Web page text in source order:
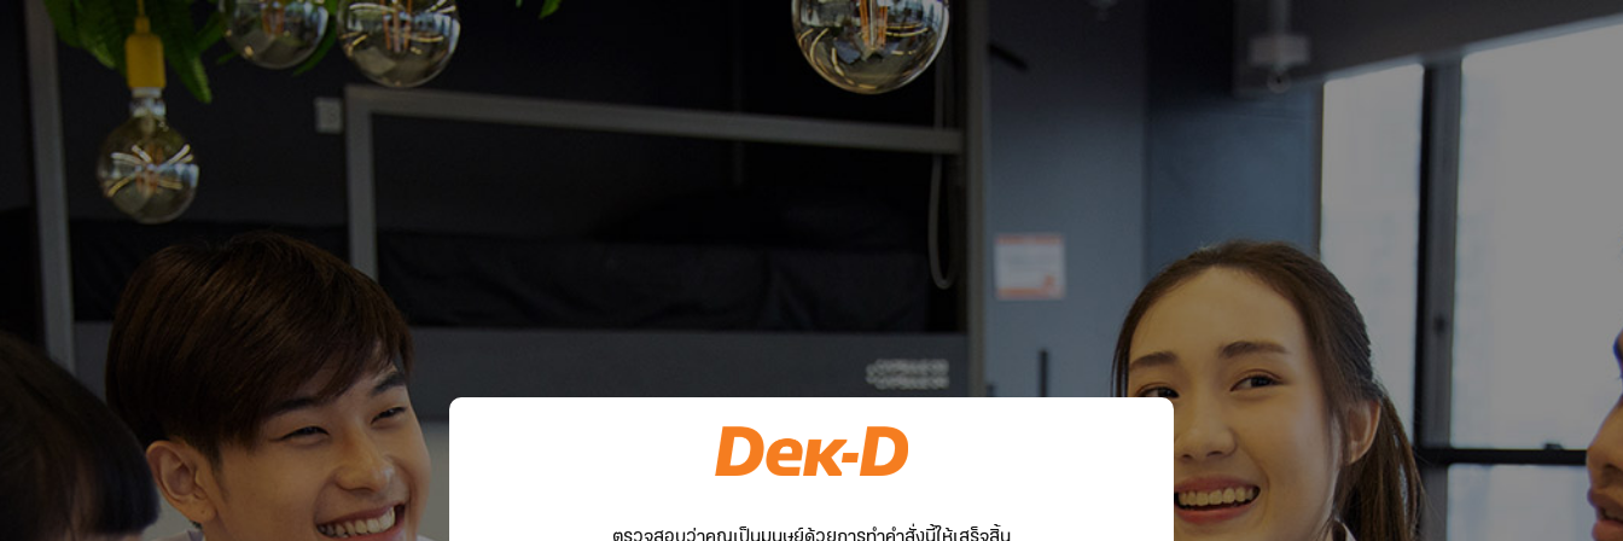
ตรวจสอบว่าคุณเป็นมนุษย์ด้วยการทำคำสั่งนี้ให้เสร็จสิ้น